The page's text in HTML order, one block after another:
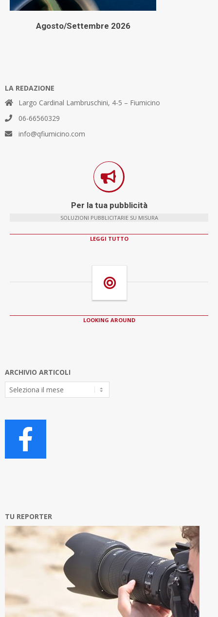
Agosto/Settembre 2026
LA REDAZIONE
Largo Cardinal Lambruschini, 4-5 – Fiumicino
06-66560329
info@qfiumicino.com
Per la tua pubblicità
SOLUZIONI PUBBLICITARIE SU MISURA
LEGGI TUTTO
LOOKING AROUND
ARCHIVIO ARTICOLI
Archivio
Articoli
TU REPORTER